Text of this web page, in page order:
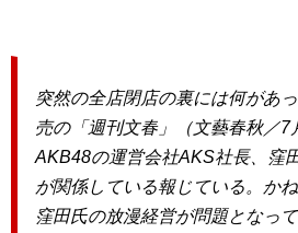
突然の全店閉店の裏には何があ
売の「週刊文春」（文藝春秋／7
AKB48の運営会社AKS社長、窪
が関係している報じている。か
窪田氏の放漫経営が問題となっ